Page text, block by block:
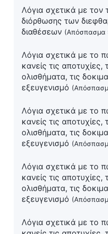
Λόγια σχετικά με τον
διόρθωσης των
διαθέσεων (Απόσπασμα
Λόγια σχετικά με το
κανείς τις αποτυχίες,
ολισθήματα, τις
εξευγενισμό
Λόγια σχετικά με το
κανείς τις αποτυχίες,
ολισθήματα, τις
εξευγενισμό
Λόγια σχετικά με το
κανείς τις αποτυχίες,
ολισθήματα, τις
εξευγενισμό
Λόγια σχετικά με το